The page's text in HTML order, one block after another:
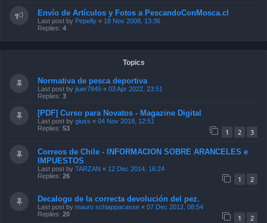
Envío de Artículos y Fotos a PescandoConMosca.cl
Last post by Pepefly « 18 Nov 2008, 13:36
Replies: 4
Topics
Normativa de pesca deportiva
Last post by jiuer7845 « 03 Apr 2022, 23:51
Replies: 3
[PDF] Curso para Novatos - Magazine Digital
Last post by giuss « 04 Nov 2018, 12:51
Replies: 53 1 2 3
Correos de Chile - INFORMACION SOBRE ARANCELES e
IMPUESTOS
Last post by TARZAN « 12 Dec 2014, 16:24
Replies: 26 1 2
Decalogo de la correcta devolución del pez.
Last post by mauro schiappacasse « 07 Dec 2012, 08:54
Replies: 20 1 2